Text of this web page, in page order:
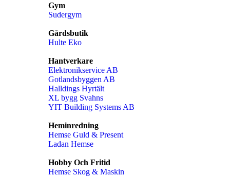
Gym
Sudergym
Gårdsbutik
Hulte Eko
Hantverkare
Elektronikservice AB
Gotlandsbyggen AB
Halldings Hyrtält
XL bygg Svahns
YIT Building Systems AB
Heminredning
Hemse Guld & Present
Ladan Hemse
Hobby Och Fritid
Hemse Skog & Maskin